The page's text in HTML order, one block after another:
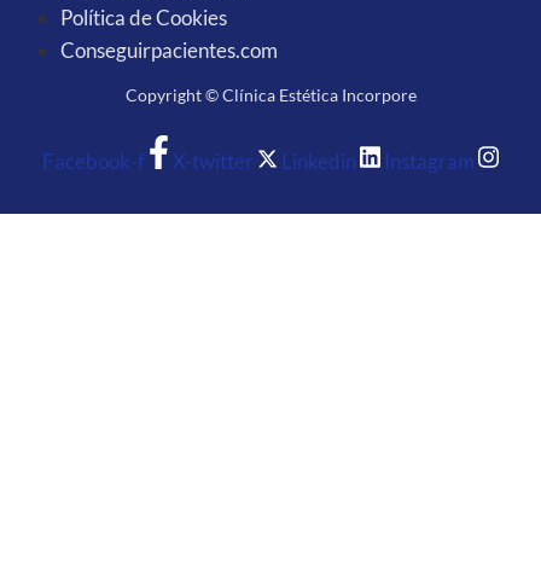
Política de Cookies
Conseguirpacientes.com
Copyright © Clínica Estética Incorpore
Facebook-f X-twitter Linkedin Instagram